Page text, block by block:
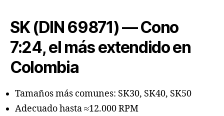
SK (DIN 69871) — Cono
7:24, el más extendido en
Colombia
Tamaños más comunes: SK30, SK40, SK50
Adecuado hasta ≈12.000 RPM